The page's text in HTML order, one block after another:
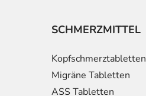
SCHMERZMITTEL
Kopfschmerztabletten
Migräne Tabletten
ASS Tabletten